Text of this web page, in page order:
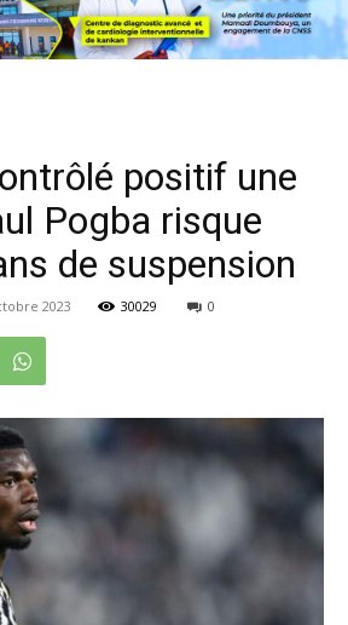
positif une
Pogba risque
de suspension
2023 30029 0